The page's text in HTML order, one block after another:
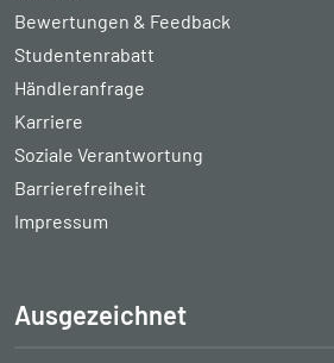
Bewertungen & Feedback
Studentenrabatt
Händleranfrage
Karriere
Soziale Verantwortung
Barrierefreiheit
Impressum
Ausgezeichnet